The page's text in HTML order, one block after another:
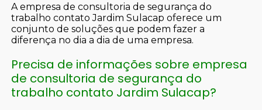
A empresa de consultoria de segurança do
trabalho contato Jardim Sulacap oferece um
conjunto de soluções que podem fazer a
diferença no dia a dia de uma empresa.
Precisa de informações sobre empresa
de consultoria de segurança do
trabalho contato Jardim Sulacap?